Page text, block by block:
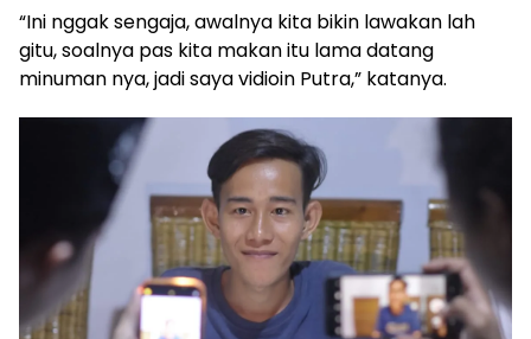
“Ini nggak sengaja, awalnya kita bikin lawakan lah
gitu, soalnya pas kita makan itu lama datang
minuman nya, jadi saya vidioin Putra,” katanya.